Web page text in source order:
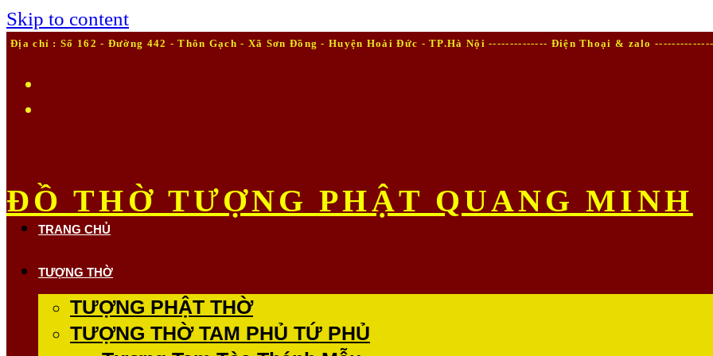
Skip to content
Địa chỉ : Số 162 - Đường 442 - Thôn Gạch - Xã Sơn Đồng - Huyện Hoài Đức - TP.Hà Nội -------------- Điện Thoại & zalo --------------
ĐỒ THỜ TƯỢNG PHẬT QUANG MINH
TRANG CHỦ
TƯỢNG THỜ
TƯỢNG PHẬT THỜ
TƯỢNG THỜ TAM PHỦ TỨ PHỦ